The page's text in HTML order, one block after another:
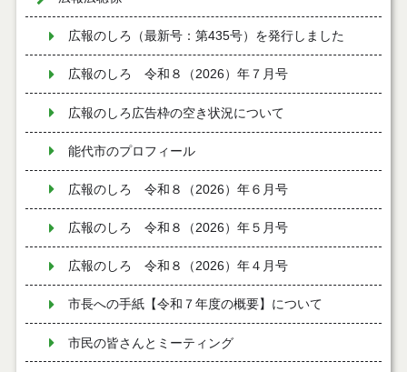
広報のしろ（最新号：第435号）を発行しました
広報のしろ 令和８（2026）年７月号
広報のしろ広告枠の空き状況について
能代市のプロフィール
広報のしろ 令和８（2026）年６月号
広報のしろ 令和８（2026）年５月号
広報のしろ 令和８（2026）年４月号
市長への手紙【令和７年度の概要】について
市民の皆さんとミーティング